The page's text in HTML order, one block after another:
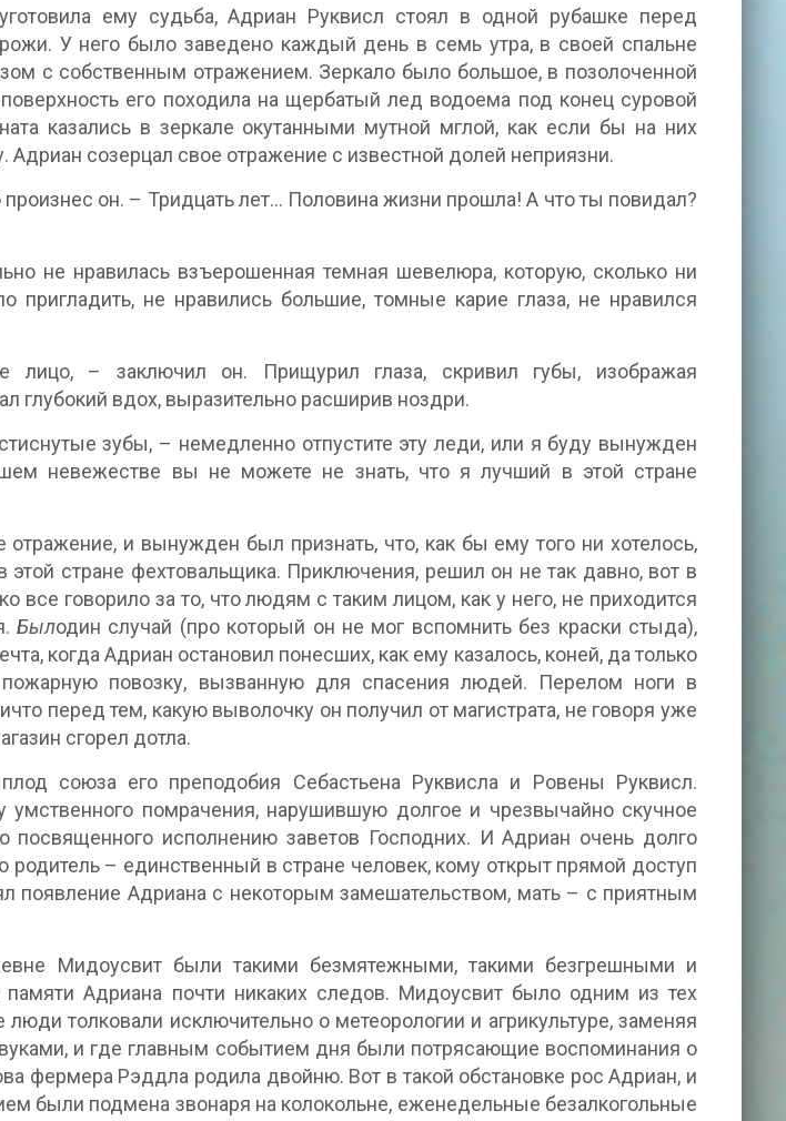
ему судьба, Адриан Руквисл стоял в одной рубашке перед
У него было заведено каждый день в семь утра, в своей спальне
с собственным отражением. Зеркало было большое, в позолоченной
его походила на щербатый лед водоема под конец суровой
казались в зеркале окутанными мутной мглой, как если бы на них
Адриан созерцал свое отражение с известной долей неприязни.
произнес он. – Тридцать лет… Половина жизни прошла! А что ты повидал?
не нравилась взъерошенная темная шевелюра, которую, сколько ни
не нравились большие, томные карие глаза, не нравился
лицо, – заключил он. Прищурил глаза, скривил губы, изображая
глубокий вдох, выразительно расширив ноздри.
зубы, – немедленно отпустите эту леди, или я буду вынужден
невежестве вы не можете не знать, что я лучший в этой стране
отражение, и вынужден был признать, что, как бы ему того ни хотелось,
стране фехтовальщика. Приключения, решил он не так давно, вот в
все говорило за то, что людям с таким лицом, как у него, не приходится
Былодин случай (про который он не мог вспомнить без краски стыда),
когда Адриан остановил понесших, как ему казалось, коней, да только
повозку, вызванную для спасения людей. Перелом ноги в
перед тем, какую выволочку он получил от магистрата, не говоря уже
сгорел дотла.
союза его преподобия Себастьена Руквисла и Ровены Руквисл.
умственного помрачения, нарушившую долгое и чрезвычайно скучное
посвященного исполнению заветов Господних. И Адриан очень долго
родитель – единственный в стране человек, кому открыт прямой доступ
появление Адриана с некоторым замешательством, мать – с приятным
Мидоусвит были такими безмятежными, такими безгрешными и
Адриана почти никаких следов. Мидоусвит было одним из тех
люди толковали исключительно о метеорологии и агрикультуре, заменяя
и где главным событием дня были потрясающие воспоминания о
фермера Рэддла родила двойню. Вот в такой обстановке рос Адриан, и
были подмена звонаря на колокольне, еженедельные безалкогольные